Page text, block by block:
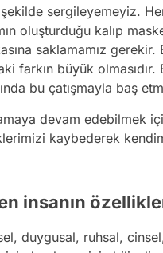
sergileyemeyiz.
oluşturduğu kalıp
saklamamız gerekir.
farkın büyük
bu çatışmayla baş
devam edebilmek
kaybederek
insanın
duygusal, ruhsal,